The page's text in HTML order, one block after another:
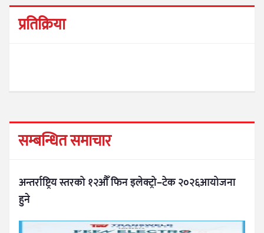
प्रतिक्रिया
सम्बन्धित समाचार
अन्तर्राष्ट्रिय स्तरको १२औँ फिन इलेक्ट्रो–टेक २०२६आयोजना
हुने